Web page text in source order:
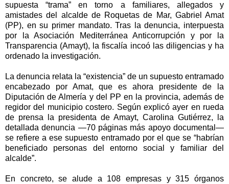
supuesta “trama” en torno a familiares, allegados y
amistades del alcalde de Roquetas de Mar, Gabriel Amat
(PP), en su primer mandato. Tras la denuncia, interpuesta
por la Asociación Mediterránea Anticorrupción y por la
Transparencia (Amayt), la fiscalía incoó las diligencias y ha
ordenado la investigación.
La denuncia relata la “existencia” de un supuesto entramado
encabezado por Amat, que es ahora presidente de la
Diputación de Almería y del PP en la provincia, además de
regidor del municipio costero. Según explicó ayer en rueda
de prensa la presidenta de Amayt, Carolina Gutiérrez, la
detallada denuncia —70 páginas más apoyo documental—
se refiere a ese supuesto entramado por el que se “habrían
beneficiado personas del entorno social y familiar del
alcalde”.
En concreto, se alude a 108 empresas y 315 órganos